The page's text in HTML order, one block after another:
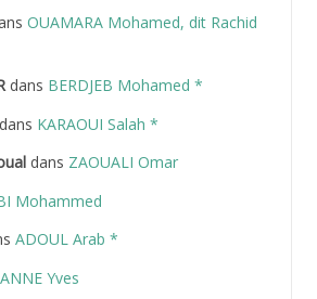
*
OUAMARA Mohamed, dit Rachid
dans BERDJEB Mohamed *
KARAOUI Salah *
dans ZAOUALI Omar
Mohammed
ADOUL Arab *
Yves